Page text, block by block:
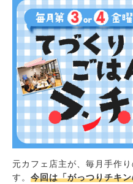
元カフェ店主が、毎月手作
す。 今回は「がっつりチキ